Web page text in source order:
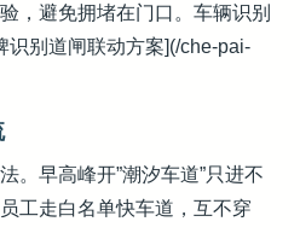
，避免拥堵在门口。车辆识别
识别道闸联动方案](/che-pai-
。早高峰开”潮汐车道”只进不
工走白名单快车道，互不穿